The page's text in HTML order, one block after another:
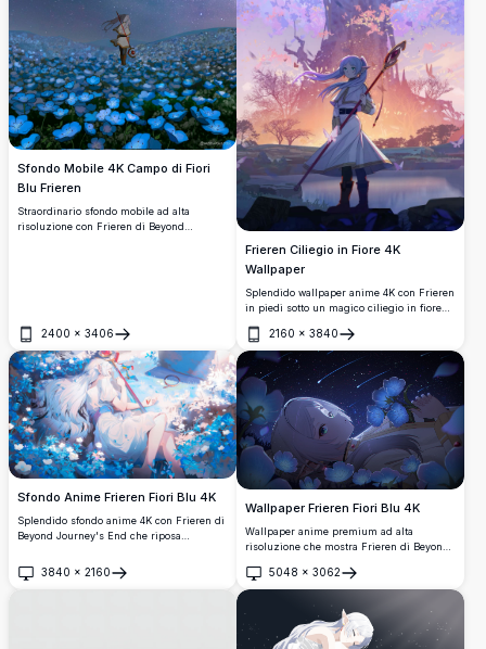
Sfondo Mobile 4K Campo di Fiori
Blu Frieren
Straordinario sfondo mobile ad alta
risoluzione con Frieren di Beyond
mozzafiato.
2400 × 3406
Apri
Frieren Ciliegio in Fiore 4K
Wallpaper
Splendido wallpaper anime 4K con Frieren
in piedi sotto un magico ciliegio in fiore
suo bastone mentre i petali di sakura
danzano nell'atmosfera eterea, creando un
paesaggio fantasy sereno da Beyond
Journey's End.
2160 × 3840
Apri
Sfondo Anime Frieren Fiori Blu 4K
Splendido sfondo anime 4K con Frieren di
Beyond Journey's End che riposa
blu e bianchi. L'elfa maga dai capelli
argentati è circondata da una flora
3840 × 2160
Apri
Wallpaper Frieren Fiori Blu 4K
Wallpaper anime premium ad alta
risoluzione che mostra Frieren di Beyond
luminosi sotto una pioggia di meteoriti
mozzafiato. Questa scena incantevole
presenta l'amato personaggio elfo in un
ambiente celestiale da sogno con dettagli
4K straordinari e colori vivaci.
5048 × 3062
Apri